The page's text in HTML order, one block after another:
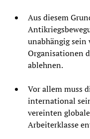
Aus diesem
unabhängig
Organisationen
ablehnen.
Vor allem muss
international
vereinten
Arbeiterklasse